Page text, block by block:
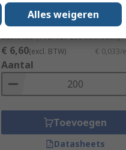
Subtotaal (1 rol van 200 eenheden)
€ 6,60(excl. BTW) € 0,033/
Aantal
Toevoegen
Datasheets
Alles weigeren